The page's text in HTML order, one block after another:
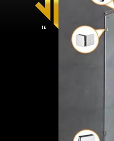
“